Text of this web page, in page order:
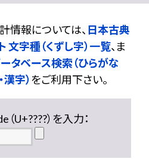
情報については、 日本古典
文字種（くずし字）一覧、ま
タベース検索（ひらがな
漢字） をご利用下さい。
U+????）を入力：